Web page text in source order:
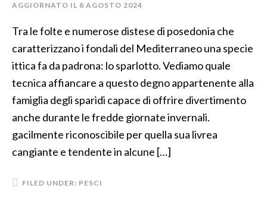
AGGIORNATO IL 8 AGOSTO 2024
Tra le folte e numerose distese di posedonia che
caratterizzano i fondali del Mediterraneo una specie
ittica fa da padrona: lo sparlotto. Vediamo quale
tecnica affiancare a questo degno appartenente alla
famiglia degli sparidi capace di offrire divertimento
anche durante le fredde giornate invernali.
gacilmente riconoscibile per quella sua livrea
cangiante e tendente in alcune […]
FILED UNDER: PESCI